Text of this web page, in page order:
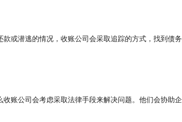
潜逃的情况，收账公司会采取追踪的方式，找到债务
公司会考虑采取法律手段来解决问题。他们会协助